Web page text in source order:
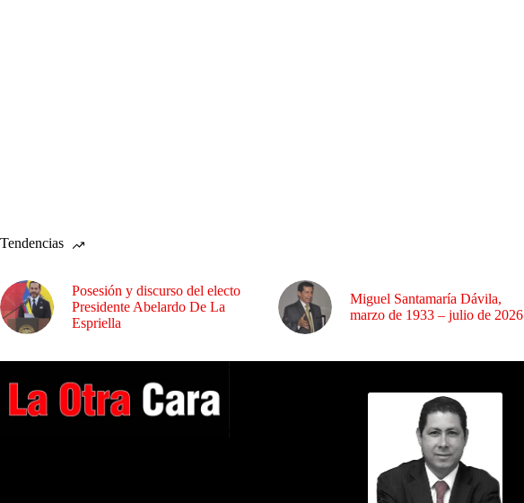
Tendencias
Posesión y discurso del electo
Presidente Abelardo De La
Espriella
Miguel Santamaría Dávila,
marzo de 1933 – julio de 2026